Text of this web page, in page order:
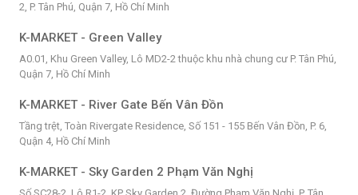
2, P. Tân Phú, Quận 7, Hồ Chí Minh
K-MARKET - Green Valley
A0.01, Khu Green Valley, Lô MD2-2 thuộc khu nhà chung cư P. Tân Phú,
Quận 7, Hồ Chí Minh
K-MARKET - River Gate Bến Vân Đồn
Tầng trệt, Toàn Rivergate Residence, Số 151 - 155 Bến Vân Đồn, P. 6,
Quận 4, Hồ Chí Minh
K-MARKET - Sky Garden 2 Phạm Văn Nghị